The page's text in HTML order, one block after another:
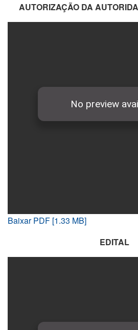
AUTORIZAÇÃO DA
Baixar PDF [1.33 MB]
EDITAL